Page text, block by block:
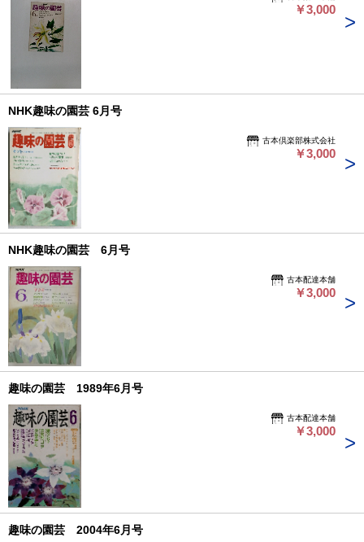
￥3,000
NHK趣味の園芸 6月号
古本倶楽部株式会社
￥3,000
NHK趣味の園芸 6月号
古本配達本舗
￥3,000
趣味の園芸 1989年6月号
古本配達本舗
￥3,000
趣味の園芸 2004年6月号